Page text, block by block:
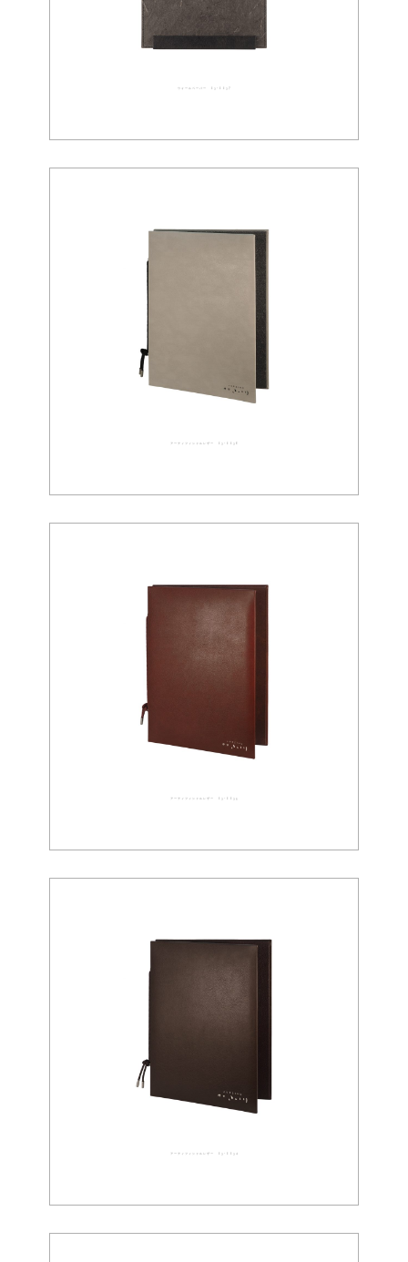
ウォールペーパー 03-0037
アーティフィシャルレザー 03-0036
アーティフィシャルレザー 03-0035
アーティフィシャルレザー 03-0034